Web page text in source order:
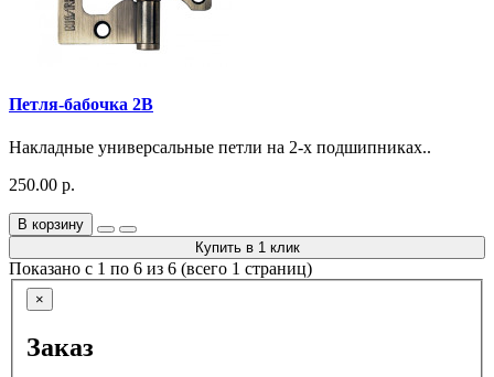
Петля-бабочка 2B
Накладные универсальные петли на 2-х подшипниках..
250.00 р.
В корзину
Купить в 1 клик
Показано с 1 по 6 из 6 (всего 1 страниц)
×
Заказ